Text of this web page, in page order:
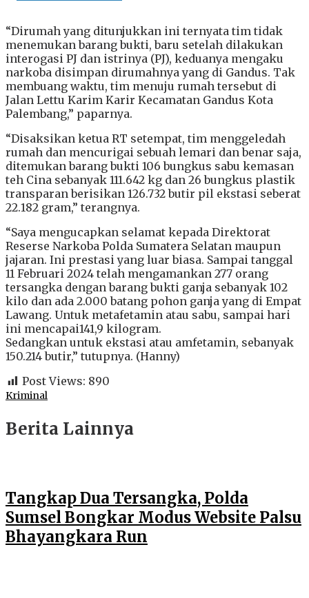
“Dirumah yang ditunjukkan ini ternyata tim tidak
menemukan barang bukti, baru setelah dilakukan
interogasi PJ dan istrinya (PJ), keduanya mengaku
narkoba disimpan dirumahnya yang di Gandus. Tak
membuang waktu, tim menuju rumah tersebut di
Jalan Lettu Karim Karir Kecamatan Gandus Kota
Palembang,” paparnya.
“Disaksikan ketua RT setempat, tim menggeledah
rumah dan mencurigai sebuah lemari dan benar saja,
ditemukan barang bukti 106 bungkus sabu kemasan
teh Cina sebanyak 111.642 kg dan 26 bungkus plastik
transparan berisikan 126.732 butir pil ekstasi seberat
22.182 gram,” terangnya.
“Saya mengucapkan selamat kepada Direktorat
Reserse Narkoba Polda Sumatera Selatan maupun
jajaran. Ini prestasi yang luar biasa. Sampai tanggal
11 Februari 2024 telah mengamankan 277 orang
tersangka dengan barang bukti ganja sebanyak 102
kilo dan ada 2.000 batang pohon ganja yang di Empat
Lawang. Untuk metafetamin atau sabu, sampai hari
ini mencapai141,9 kilogram.
Sedangkan untuk ekstasi atau amfetamin, sebanyak
150.214 butir,” tutupnya. (Hanny)
Post Views: 890
Kriminal
Berita Lainnya
Tangkap Dua Tersangka, Polda
Sumsel Bongkar Modus Website Palsu
Bhayangkara Run